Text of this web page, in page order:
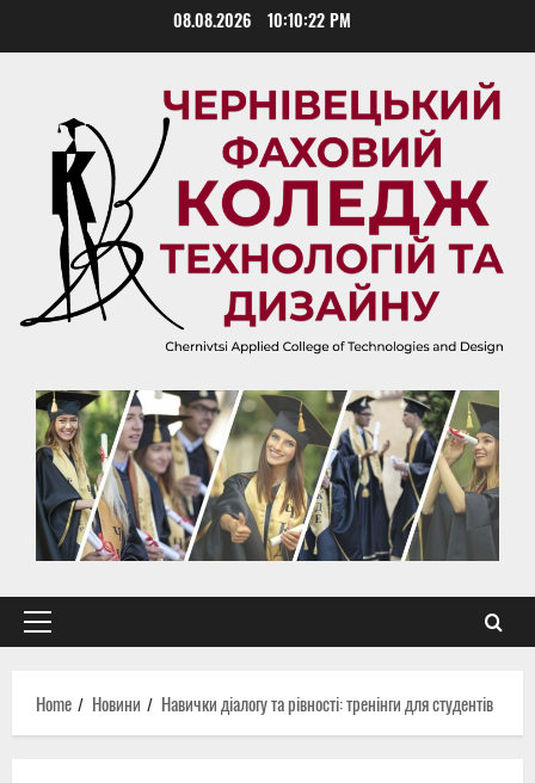
08.08.2026 10:10:23 PM
Primary
Home
Новини Навички діалогу та рівності: тренінги для студентів